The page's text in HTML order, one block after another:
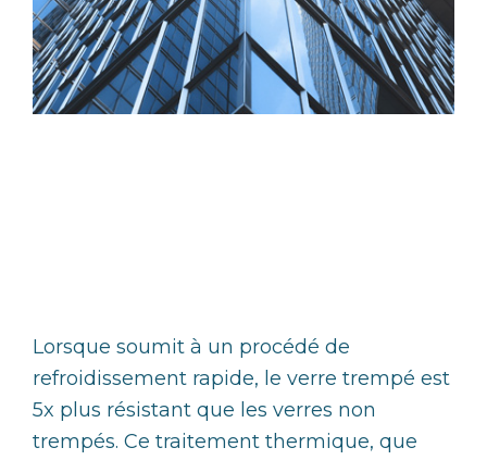
Lorsque soumit à un procédé de
refroidissement rapide, le verre trempé est
5x plus résistant que les verres non
trempés. Ce traitement thermique, que